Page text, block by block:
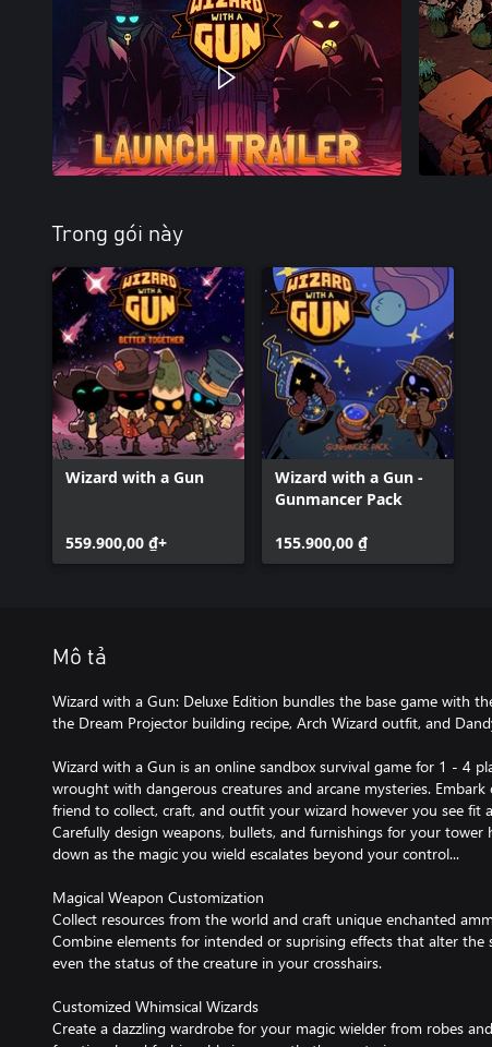
Trong gói này
Wizard with a Gun
559.900,00 ₫+
Wizard with a Gun -
Gunmancer Pack
155.900,00 ₫
Mô tả
Wizard with a Gun: Deluxe Edition bundles the base game with
the Dream Projector building recipe, Arch Wizard outfit, and
Wizard with a Gun is an online sandbox survival game for 1 - 4
wrought with dangerous creatures and arcane mysteries.
friend to collect, craft, and outfit your wizard however you see fit
Carefully design weapons, bullets, and furnishings for your
down as the magic you wield escalates beyond your control...
Magical Weapon Customization
Collect resources from the world and craft unique enchanted
Combine elements for intended or suprising effects that alter the
even the status of the creature in your crosshairs.
Customized Whimsical Wizards
Create a dazzling wardrobe for your magic wielder from robes